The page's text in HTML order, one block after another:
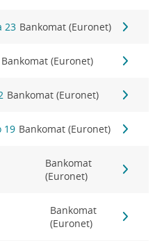
23 Bankomat (Euronet)
Bankomat (Euronet)
Bankomat (Euronet)
19 Bankomat (Euronet)
Bankomat
(Euronet)
Bankomat
(Euronet)